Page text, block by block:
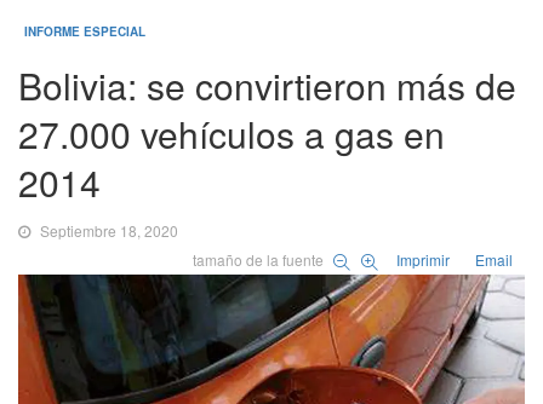
INFORME ESPECIAL
Bolivia: se convirtieron más de
27.000 vehículos a gas en
2014
Septiembre 18, 2020
tamaño de la fuente
Imprimir Email